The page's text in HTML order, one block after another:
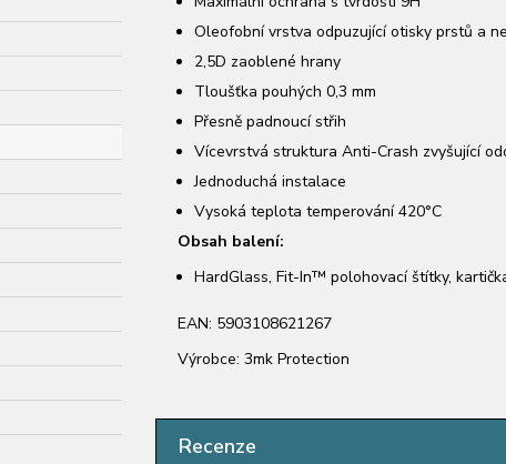
Oleofobní vrstva odpuzující otisky prstů a
2,5D zaoblené hrany
Tloušťka pouhých 0,3 mm
Přesně padnoucí střih
Vícevrstvá struktura Anti-Crash zvyšující
Jednoduchá instalace
Vysoká teplota temperování 420°C
Obsah balení:
HardGlass, Fit-In™ polohovací štítky,
EAN: 5903108621267
Výrobce: 3mk Protection
Recenze